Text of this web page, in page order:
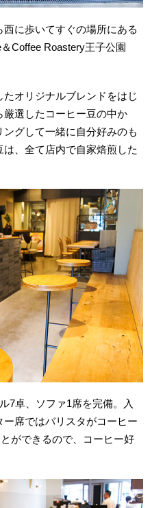
に歩いてすぐの場所にある
Coffee Roastery王子公園
オリジナルブレンドをはじ
選したコーヒー豆の中か
グして一緒に自分好みのも
、全て店内で自家焙煎した
7卓、ソファ1席を完備。入
席ではバリスタがコーヒー
ができるので、コーヒー好